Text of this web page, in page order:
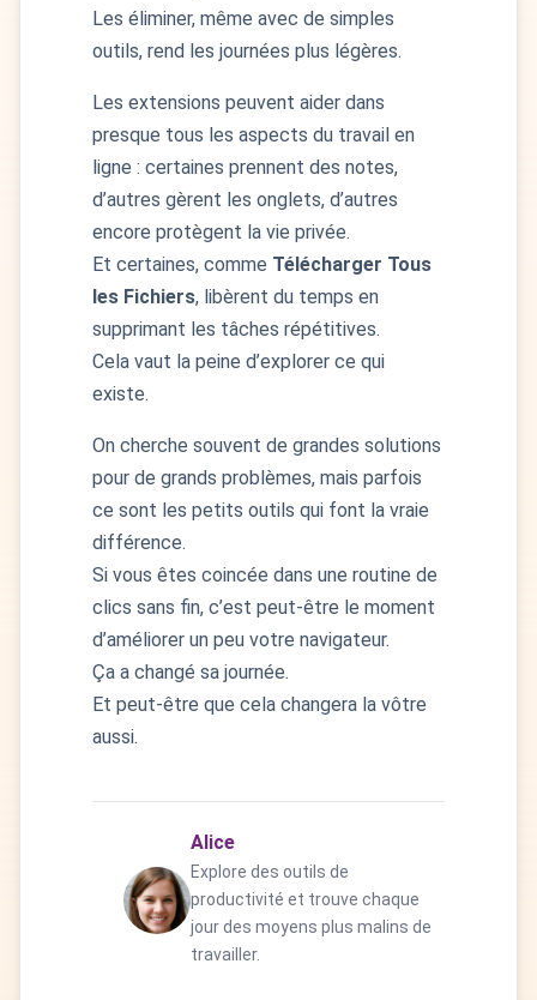
Les éliminer, même avec de simples
outils, rend les journées plus légères.
Les extensions peuvent aider dans
presque tous les aspects du travail en
ligne : certaines prennent des notes,
d’autres gèrent les onglets, d’autres
encore protègent la vie privée.
Et certaines, comme Télécharger Tous
les Fichiers, libèrent du temps en
supprimant les tâches répétitives.
Cela vaut la peine d’explorer ce qui
existe.
On cherche souvent de grandes solutions
pour de grands problèmes, mais parfois
ce sont les petits outils qui font la vraie
différence.
Si vous êtes coincée dans une routine de
clics sans fin, c’est peut-être le moment
d’améliorer un peu votre navigateur.
Ça a changé sa journée.
Et peut-être que cela changera la vôtre
aussi.
Alice
Explore des outils de
productivité et trouve chaque
jour des moyens plus malins de
travailler.